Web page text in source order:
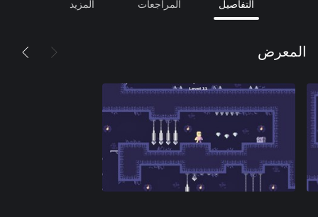
التفاصيل المراجعات المزيد
المعرض